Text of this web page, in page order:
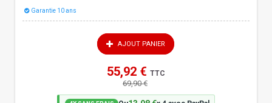
Garantie 10 ans
AJOUT PANIER
55,92 € TTC
69,90 €